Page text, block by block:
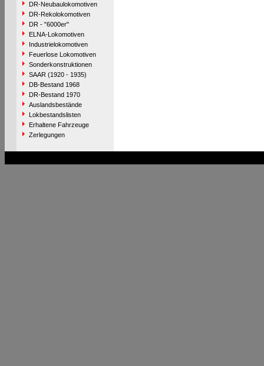
DR-Neubaulokomotiven
DR-Rekolokomotiven
DR - "6000er"
ELNA-Lokomotiven
Industrielokomotiven
Feuerlose Lokomotiven
Sonderkonstruktionen
SAAR (1920 - 1935)
DB-Bestand 1968
DR-Bestand 1970
Auslandsbestände
Lokbestandslisten
Erhaltene Fahrzeuge
Zerlegungen